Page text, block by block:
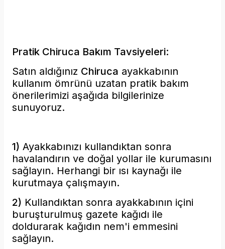
Pratik Chiruca Bakım Tavsiyeleri:
Satın aldığınız Chiruca ayakkabının
kullanım ömrünü uzatan pratik bakım
önerilerimizi aşağıda bilgilerinize
sunuyoruz.
1) Ayakkabınızı kullandıktan sonra
havalandırın ve doğal yollar ile kurumasını
sağlayın. Herhangi bir ısı kaynağı ile
kurutmaya çalışmayın.
2) Kullandıktan sonra ayakkabının içini
buruşturulmuş gazete kağıdı ile
doldurarak kağıdın nem'i emmesini
sağlayın.